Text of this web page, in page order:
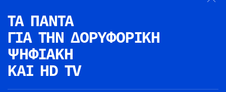
ΤΑ ΠΑΝΤΑ
ΓΙΑ ΤΗΝ ΔΟΡΥΦΟΡΙΚΗ
ΨΗΦΙΑΚΗ
ΚΑΙ HD TV